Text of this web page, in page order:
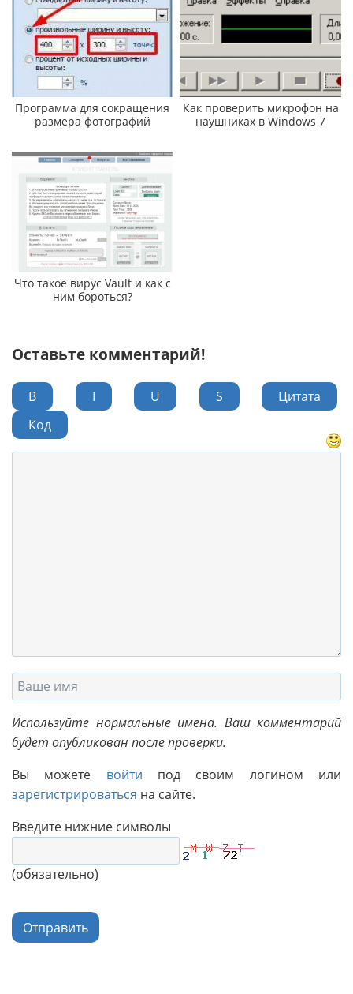
Программа для сокращения
размера фотографий
Как проверить микрофон на
наушниках в Windows 7
Что такое вирус Vault и как с
ним бороться?
Оставьте комментарий!
B I U S
Цитата
Код
Используйте нормальные имена. Ваш комментарий
будет опубликован после проверки.
Вы можете войти под своим логином или
зарегистрироваться на сайте.
Введите нижние символы
(обязательно)
Отправить